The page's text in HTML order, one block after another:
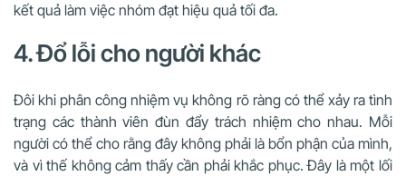
kết quả làm việc nhóm đạt hiệu quả tối đa.
4. Đổ lỗi cho người khác
Đôi khi phân công nhiệm vụ không rõ ràng có thể xảy ra tình
trạng các thành viên đùn đẩy trách nhiệm cho nhau. Mỗi
người có thể cho rằng đây không phải là bổn phận của mình,
và vì thế không cảm thấy cần phải khắc phục. Đây là một lối